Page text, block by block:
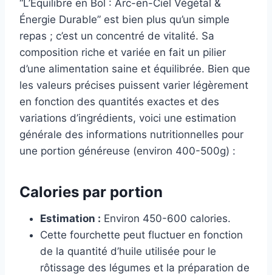
“L’Équilibre en Bol : Arc-en-Ciel Végétal &
Énergie Durable” est bien plus qu’un simple
repas ; c’est un concentré de vitalité. Sa
composition riche et variée en fait un pilier
d’une alimentation saine et équilibrée. Bien que
les valeurs précises puissent varier légèrement
en fonction des quantités exactes et des
variations d’ingrédients, voici une estimation
générale des informations nutritionnelles pour
une portion généreuse (environ 400-500g) :
Calories par portion
Estimation : Environ 450-600 calories.
Cette fourchette peut fluctuer en fonction
de la quantité d’huile utilisée pour le
rôtissage des légumes et la préparation de